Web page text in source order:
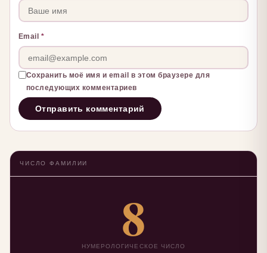
Email *
Сохранить моё имя и email в этом браузере для
последующих комментариев
ЧИСЛО ФАМИЛИИ
8
НУМЕРОЛОГИЧЕСКОЕ ЧИСЛО